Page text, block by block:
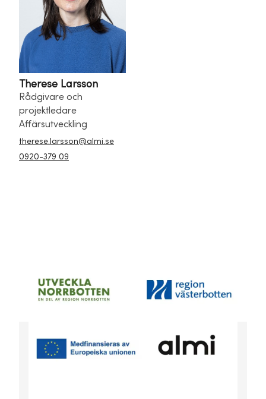
Therese Larsson
Rådgivare och
projektledare
Affärsutveckling
therese.larsson@almi.se
0920-379 09